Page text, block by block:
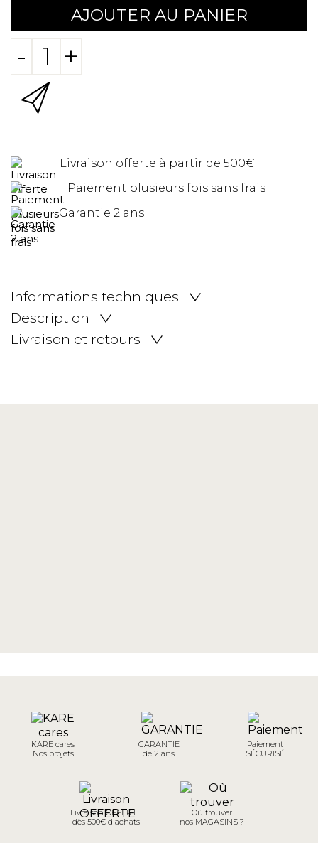
AJOUTER AU PANIER
- +
Livraison offerte à partir de 500€
Paiement plusieurs fois sans frais
Garantie 2 ans
Informations techniques
Description
Livraison et retours
KARE cares
Nos projets
GARANTIE
de 2 ans
Paiement
SÉCURISÉ
Livraison OFFERTE
dès 500€ d'achats
Où trouver
nos MAGASINS ?